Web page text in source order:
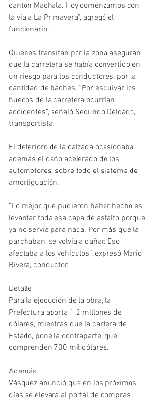
cantón Machala. Hoy comenzamos con
la vía a La Primavera”, agregó el
funcionario.
Quienes transitan por la zona aseguran
que la carretera se había convertido en
un riesgo para los conductores, por la
cantidad de baches. “Por esquivar los
huecos de la carretera ocurrían
accidentes”, señaló Segundo Delgado,
transportista.
El deterioro de la calzada ocasionaba
además el daño acelerado de los
automotores, sobre todo el sistema de
amortiguación.
“Lo mejor que pudieron haber hecho es
levantar toda esa capa de asfalto porque
ya no servía para nada. Por más que la
parchaban, se volvía a dañar. Eso
afectaba a los vehículos”, expresó Mario
Rivera, conductor.
Detalle
Para la ejecución de la obra, la
Prefectura aporta 1.2 millones de
dólares, mientras que la cartera de
Estado, pone la contraparte, que
comprenden 700 mil dólares.
Además
Vásquez anunció que en los próximos
días se elevará al portal de compras